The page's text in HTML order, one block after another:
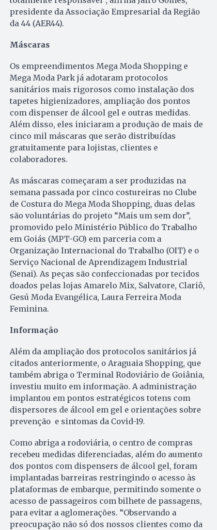
presidente da Associação Empresarial da Região
da 44 (AER44).
Máscaras
Os empreendimentos Mega Moda Shopping e
Mega Moda Park já adotaram protocolos
sanitários mais rigorosos como instalação dos
tapetes higienizadores, ampliação dos pontos
com dispenser de álcool gel e outras medidas.
Além disso, eles iniciaram a produção de mais de
cinco mil máscaras que serão distribuídas
gratuitamente para lojistas, clientes e
colaboradores.
As máscaras começaram a ser produzidas na
semana passada por cinco costureiras no Clube
de Costura do Mega Moda Shopping, duas delas
são voluntárias do projeto “Mais um sem dor”,
promovido pelo Ministério Público do Trabalho
em Goiás (MPT-GO) em parceria com a
Organização Internacional do Trabalho (OIT) e o
Serviço Nacional de Aprendizagem Industrial
(Senai). As peças são confeccionadas por tecidos
doados pelas lojas Amarelo Mix, Salvatore, Clariô,
Gesú Moda Evangélica, Laura Ferreira Moda
Feminina.
Informação
Além da ampliação dos protocolos sanitários já
citados anteriormente, o Araguaia Shopping, que
também abriga o Terminal Rodoviário de Goiânia,
investiu muito em informação. A administração
implantou em pontos estratégicos totens com
dispersores de álcool em gel e orientações sobre
prevenção e sintomas da Covid-19.
Como abriga a rodoviária, o centro de compras
recebeu medidas diferenciadas, além do aumento
dos pontos com dispensers de álcool gel, foram
implantadas barreiras restringindo o acesso às
plataformas de embarque, permitindo somente o
acesso de passageiros com bilhete de passagens,
para evitar a aglomerações. “Observando a
preocupação não só dos nossos clientes como da